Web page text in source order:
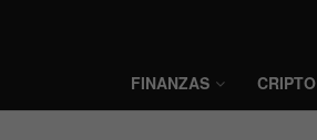
FINANZAS CRIPTO